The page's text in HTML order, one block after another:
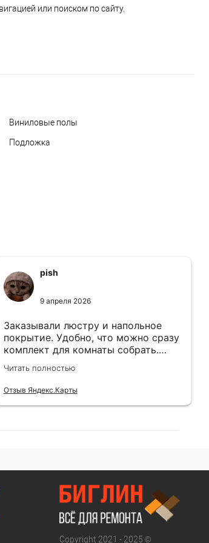
или поиском по сайту.
Виниловые полы
Подложка
pish
9 апреля 2026
Заказывали люстру и напольное
покрытие. Удобно, что можно сразу
комплект для комнаты собрать.
Цены адекватные.
Читать полностью
Отзыв Яндекс.Карты
Copyright 2021 - 2025 ©